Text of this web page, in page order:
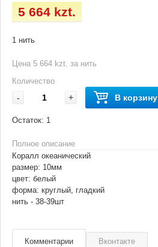
5 664 kzt.
1 нить
Цена 5 664 kzt. за нить
Количество
- + В корзину
Остаток: 1
Полное описание
Коралл океанический
размер: 10мм
цвет: белый
форма: круглый, гладкий
нить - 38-39шт
Комментарии Вконтакте